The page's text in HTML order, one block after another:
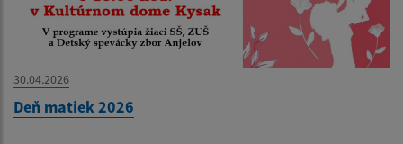
30.04.2026
Deň matiek 2026